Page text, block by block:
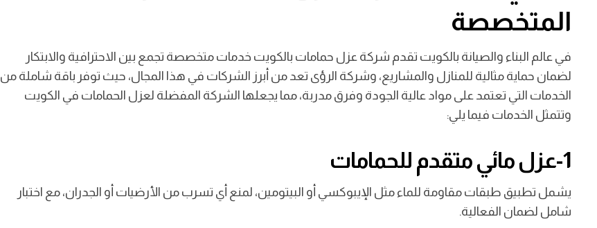
المتخصصة
في عالم البناء والصيانة بالكويت تقدم شركة عزل حمامات بالكويت خدمات متخصصة تجمع بين الاحترافية والابتكار
لضمان حماية مثالية للمنازل والمشاريع، وشركة الرؤى تعد من أبرز الشركات في هذا المجال، حيث توفر باقة شاملة من
الخدمات التي تعتمد على مواد عالية الجودة وفرق مدربة، مما يجعلها الشركة المفضلة لعزل الحمامات في الكويت
وتتمثل الخدمات فيما يلي:
1-عزل مائي متقدم للحمامات
يشمل تطبيق طبقات مقاومة للماء مثل الإيبوكسي أو البيتومين، لمنع أي تسرب من الأرضيات أو الجدران، مع اختبار
شامل لضمان الفعالية.